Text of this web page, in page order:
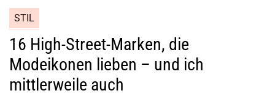
STIL
16 High-Street-Marken, die
Modeikonen lieben – und ich
mittlerweile auch